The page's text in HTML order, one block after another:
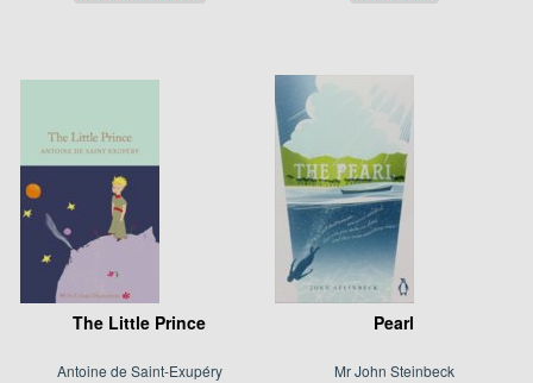
The Little Prince
Antoine de Saint-Exupéry
Pearl
Mr John Steinbeck